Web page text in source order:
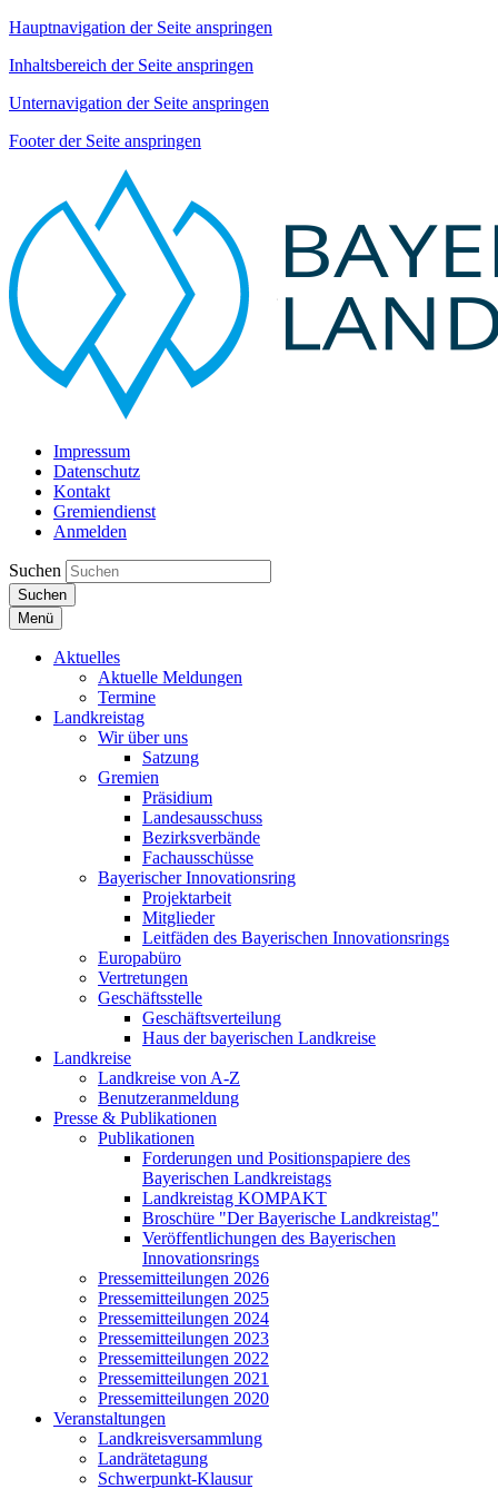
Hauptnavigation der Seite anspringen
Inhaltsbereich der Seite anspringen
Unternavigation der Seite anspringen
Footer der Seite anspringen
Impressum
Datenschutz
Kontakt
Gremiendienst
Anmelden
Suchen
Suchen
Menü
Aktuelles
Aktuelle Meldungen
Termine
Landkreistag
Wir über uns
Satzung
Gremien
Präsidium
Landesausschuss
Bezirksverbände
Fachausschüsse
Bayerischer Innovationsring
Projektarbeit
Mitglieder
Leitfäden des Bayerischen Innovationsrings
Europabüro
Vertretungen
Geschäftsstelle
Geschäftsverteilung
Haus der bayerischen Landkreise
Landkreise
Landkreise von A-Z
Benutzeranmeldung
Presse & Publikationen
Publikationen
Forderungen und Positionspapiere des
Bayerischen Landkreistags
Landkreistag KOMPAKT
Broschüre "Der Bayerische Landkreistag"
Veröffentlichungen des Bayerischen
Innovationsrings
Pressemitteilungen 2026
Pressemitteilungen 2025
Pressemitteilungen 2024
Pressemitteilungen 2023
Pressemitteilungen 2022
Pressemitteilungen 2021
Pressemitteilungen 2020
Veranstaltungen
Landkreisversammlung
Landrätetagung
Schwerpunkt-Klausur